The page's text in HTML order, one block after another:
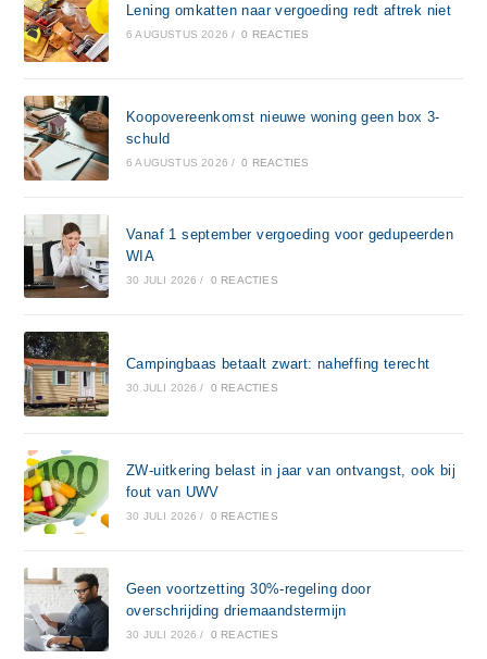
Lening omkatten naar vergoeding redt aftrek niet
6 AUGUSTUS 2026 / 0 REACTIES
Koopovereenkomst nieuwe woning geen box 3-
schuld
6 AUGUSTUS 2026 / 0 REACTIES
Vanaf 1 september vergoeding voor gedupeerden
WIA
30 JULI 2026 / 0 REACTIES
Campingbaas betaalt zwart: naheffing terecht
30 JULI 2026 / 0 REACTIES
ZW-uitkering belast in jaar van ontvangst, ook bij
fout van UWV
30 JULI 2026 / 0 REACTIES
Geen voortzetting 30%-regeling door
overschrijding driemaandstermijn
30 JULI 2026 / 0 REACTIES